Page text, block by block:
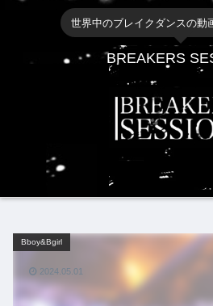
世界中のブレイクダンスの動
BREAKERS
Bboy&Bgirl
2024.05.01